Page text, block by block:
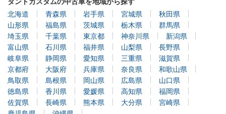
北海道
青森県 岩手県 宮城県
山形県
福島県 茨城県 栃木県
群馬県
埼玉県
千葉県 東京都 神奈川県
新潟県
富山県
石川県 福井県 山梨県
長野県
岐阜県
静岡県 愛知県 三重県
滋賀県
京都府
大阪府 兵庫県 奈良県
和歌山県
鳥取県
島根県 岡山県 広島県
山口県
徳島県
香川県 愛媛県 高知県
福岡県
佐賀県
長崎県 熊本県 大分県
宮崎県
鹿児島県
沖縄県